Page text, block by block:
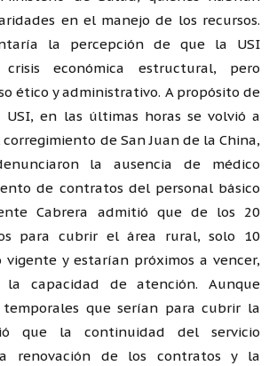
en el manejo de los recursos.
la percepción de que la USI
económica estructural, pero
ético y administrativo. A propósito de
en las últimas horas se volvió a
de San Juan de la China,
la ausencia de médico
de contratos del personal básico
Cabrera admitió que de los 20
para cubrir el área rural, solo 10
y estarían próximos a vencer,
capacidad de atención. Aunque
que serían para cubrir la
que la continuidad del servicio
renovación de los contratos y la